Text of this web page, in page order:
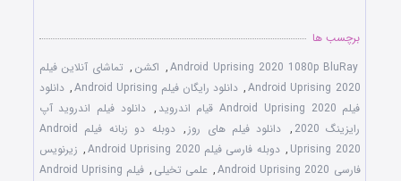
برچسب ها
Android Uprising 2020 1080p BluRay
, اکشن , تماشای آنلاین فیلم
Android Uprising 2020
, دانلود رایگان فیلم Android Uprising , دانلود
فیلم Android Uprising 2020 قیام اندروید
, دانلود فیلم اندروید آپ
رایزینگ 2020
, دانلود فیلم های روز ,
دوبله دو زبانه فیلم Android
Uprising 2020
, دوبله فارسی فیلم Android Uprising 2020 , زیرنویس
فارسی Android Uprising 2020
, علمی تخیلی ,
فیلم Android Uprising